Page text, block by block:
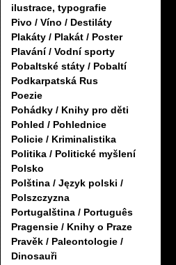
ilustrace, typografie
Pivo / Víno / Destiláty
Plakáty / Plakát / Poster
Plavání / Vodní sporty
Pobaltské státy / Pobaltí
Podkarpatská Rus
Poezie
Pohádky / Knihy pro děti
Pohled / Pohlednice
Policie / Kriminalistika
Politika / Politické myšlení
Polsko
Polština / Język polski /
Polszczyzna
Portugalština / Português
Pragensie / Knihy o Praze
Pravěk / Paleontologie /
Dinosauři